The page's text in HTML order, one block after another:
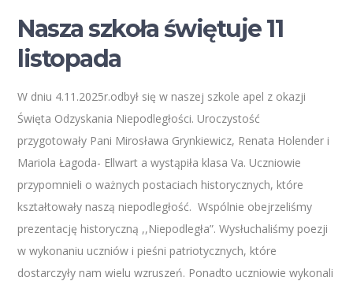
Nasza szkoła świętuje 11
listopada
W dniu 4.11.2025r.odbył się w naszej szkole apel z okazji
Święta Odzyskania Niepodległości. Uroczystość
przygotowały Pani Mirosława Grynkiewicz, Renata Holender i
Mariola Łagoda- Ellwart a wystąpiła klasa Va. Uczniowie
przypomnieli o ważnych postaciach historycznych, które
kształtowały naszą niepodległość. Wspólnie obejrzeliśmy
prezentację historyczną ,,Niepodległa”. Wysłuchaliśmy poezji
w wykonaniu uczniów i pieśni patriotycznych, które
dostarczyły nam wielu wzruszeń. Ponadto uczniowie wykonali